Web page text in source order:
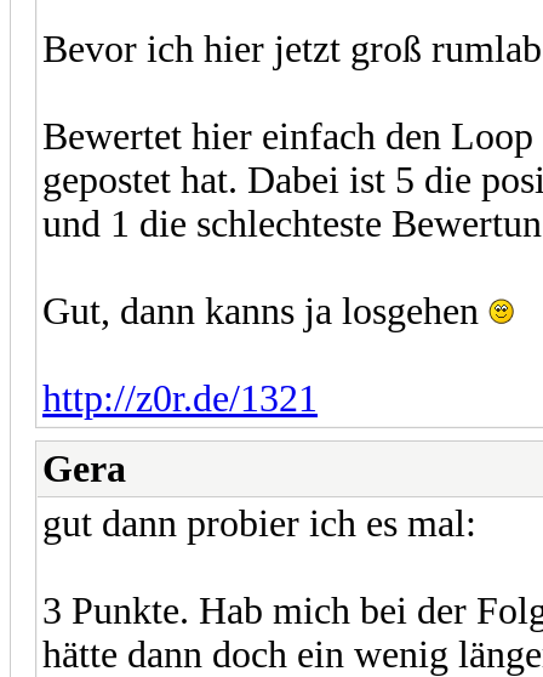
Bevor ich hier jetzt groß
Bewertet hier einfach den
gepostet hat. Dabei ist 5 die
und 1 die schlechteste
Gut, dann kanns ja losgehen
http://z0r.de/1321
Gera
gut dann probier ich es mal:
3 Punkte. Hab mich bei der
hätte dann doch ein wenig